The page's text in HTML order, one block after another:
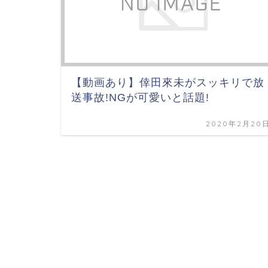
【動画あり】倖田來未がスッキリで放
送事故!NGが可愛いと話題!
2020年2月20